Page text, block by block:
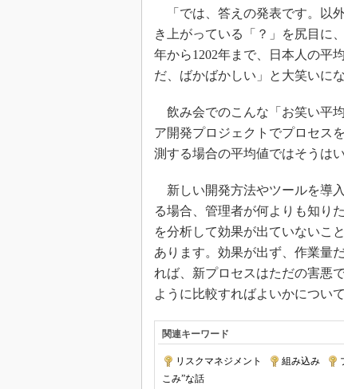
「では、答えの発表です。以
き上がっている「？」を尻目に
年から1202年まで、日本人の平
だ、ばかばかしい」と大笑いに
飲み会でのこんな「お笑い平
ア開発プロジェクトでプロセス
測する場合の平均値ではそうはい
新しい開発方法やツールを導
る場合、管理者が何よりも知り
を分析して効果が出ていないこ
あります。効果が出ず、作業量
れば、新プロセスはただの害悪
ように比較すればよいかについ
関連キーワード
リスクマネジメント 組み込み
こみ”な話